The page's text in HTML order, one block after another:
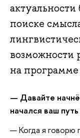
поиске
возможности
на
— Давайте
начался ваш
— Когда я говорю